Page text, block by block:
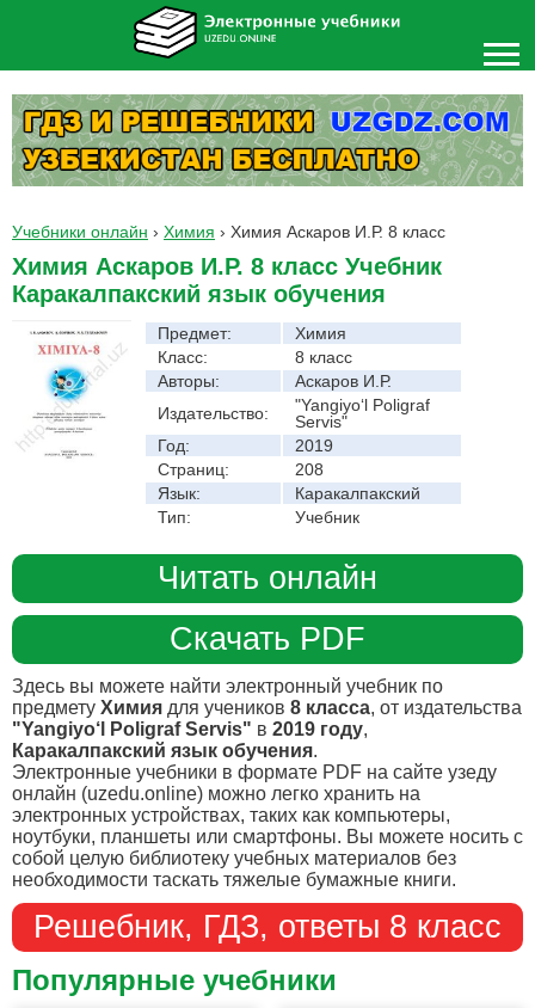
Учебники онлайн › Химия › Химия Аскаров И.Р. 8 класс
Химия Аскаров И.Р. 8 класс Учебник
Каракалпакский язык обучения
Предмет:
Химия
Класс:
8 класс
Авторы:
Аскаров И.Р.
Издательство:
"Yangiyo‘l Poligraf
Servis"
Год:
2019
Страниц:
208
Язык:
Каракалпакский
Тип:
Учебник
Читать онлайн
Скачать PDF
Здесь вы можете найти электронный учебник по
предмету Химия для учеников 8 класса, от издательства
"Yangiyo‘l Poligraf Servis" в 2019 году,
Каракалпакский язык обучения.
Электронные учебники в формате PDF на сайте узеду
онлайн (uzedu.online) можно легко хранить на
электронных устройствах, таких как компьютеры,
ноутбуки, планшеты или смартфоны. Вы можете носить с
собой целую библиотеку учебных материалов без
необходимости таскать тяжелые бумажные книги.
Решебник, ГДЗ, ответы 8 класс
Популярные учебники